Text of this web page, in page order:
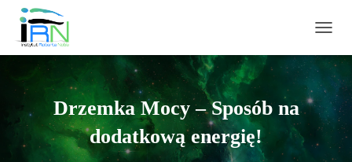
Drzemka Mocy – Sposób na
dodatkową energię!